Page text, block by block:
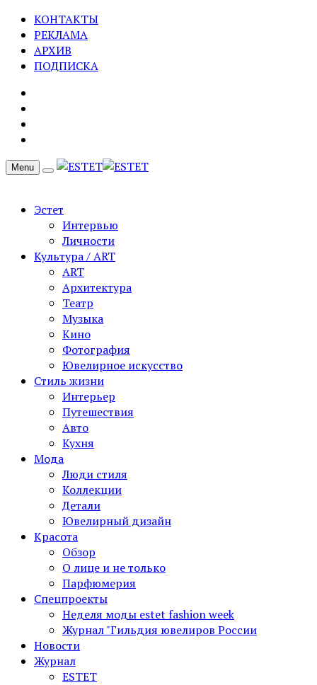
КОНТАКТЫ
РЕКЛАМА
АРХИВ
ПОДПИСКА
Menu
Эстет
Интервью
Личности
Культура / ART
ART
Архитектура
Театр
Музыка
Кино
Фотография
Ювелирное искусство
Стиль жизни
Интерьер
Путешествия
Авто
Кухня
Мода
Люди стиля
Коллекции
Детали
Ювелирный дизайн
Красота
Обзор
О лице и не только
Парфюмерия
Спецпроекты
Неделя моды estet fashion week
Журнал "Гильдия ювелиров России
Новости
Журнал
ESTET